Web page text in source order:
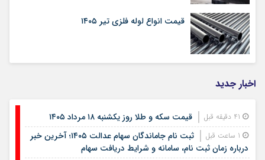
قیمت انواع لوله فلزی تیر ۱۴۰۵
اخبار جدید
قیمت سکه و طلا روز یکشنبه ۱۸ مرداد ۱۴۰۵
ثبت نام جاماندگان سهام عدالت ۱۴۰۵؛ آخرین خبر
درباره زمان ثبت نام، سامانه و شرایط دریافت سهام